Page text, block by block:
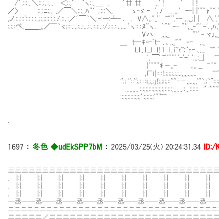
/´.::;:..＼::.:､:... ＜::.´￣`ヽ::..＿ . ' 廿 廿 ,.' ! ' | !
／〉 ::.:ﾆ;;.. ,／￣＼:::..ﾊ''´ .::::＼. ゝ‐ゞ - '､ﾉ ＿,,.' -‐| |'''"ｬ""
,ノ.::.:::':::.:.:..;;.;;:;::.:./.::､:／´￣｀＼:-:ー:┴- ､ . V∧,,"_'' ~"'',‐- ､
:.:;:べ､＿＿_,,／￣｀ヾ;:::.:..:;.:...::.:::;:.::/.:::.::......｀ヽ:::: ﾇ¨ヽ. ｀"''
Vハ- ,,,,_ "'' ‐ ヾ,i,,_ |::|; ; ; ; 7.!
＿ t─ｷ‐-ﾞt- ､、,,_"'' ‐- ,,_ ~"i''i:‐ｭ;-_､..
Ll,,,ｌ__l l! ｌ l. i~r~;''ｪ- ､,,_ ~" ''' ＝===
ﾞ, ￣',~¨"''' 'ｰ'-ﾞ ',,,:__| ~¨"''' ー－- -
}¨'''''ｷ－,,- ..,, __ ~¨" ''' ー --
,厂i|::::!;;;;;;.;.;.;,,,,.,.,.. ~~¨¨"
'';; ''::'';;: ::ｉ,;,;｣!;;;i;;::''''-－
...,,,,,..:::;;;;::;;:;:;;;::::;,,,..,,::,,,:::::: ''
:::;;;::::;;;;'';;;::;;'''''~~
1697 ： 冬色 ◆udEkSPP7bM ： 2025/03/25(火) 20:24:31.34 ID:/
三三三三三三三三三三三三三三三三三三三三三三三三三三三三三三
. |:| |:| |:| |:| |:| |:| |:| |:| |:| |:|
. |:| |:| |:| |:| |:| |:| |:| |:| |:| |:|
. |:| |:| |:| |:| |:| |:| |:| |:| |:| |:|
─丞──丞──丞──丞──丞──丞──丞──丞──丞──丞──
ニニニニニニニニニニニニニニニニニニニニニニニニニニニニニニニニ
二二二二二∠二二二二二二二二二二二二二二二二二二二二二二二二